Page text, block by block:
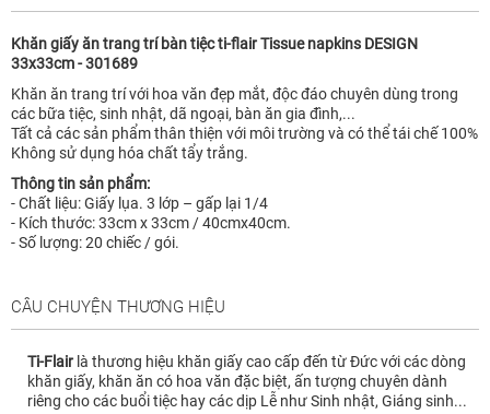
Khăn giấy ăn trang trí bàn tiệc ti-flair Tissue napkins DESIGN
33x33cm - 301689
Khăn ăn trang trí với hoa văn đẹp mắt, độc đáo chuyên dùng trong
các bữa tiệc, sinh nhật, dã ngoại, bàn ăn gia đình,...
Tất cả các sản phẩm thân thiện với môi trường và có thể tái chế 100%
Không sử dụng hóa chất tẩy trắng.
Thông tin sản phẩm:
- Chất liệu: Giấy lụa. 3 lớp – gấp lại 1/4
- Kích thước: 33cm x 33cm / 40cmx40cm.
- Số lượng: 20 chiếc / gói.
CÂU CHUYỆN THƯƠNG HIỆU
Ti-Flair là thương hiệu khăn giấy cao cấp đến từ Đức với các dòng
khăn giấy, khăn ăn có hoa văn đặc biệt, ấn tượng chuyên dành
riêng cho các buổi tiệc hay các dịp Lễ như Sinh nhật, Giáng sinh...